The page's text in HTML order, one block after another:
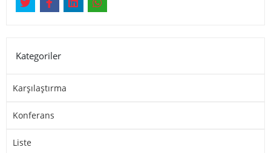
Kategoriler
Karşılaştırma
Konferans
Liste